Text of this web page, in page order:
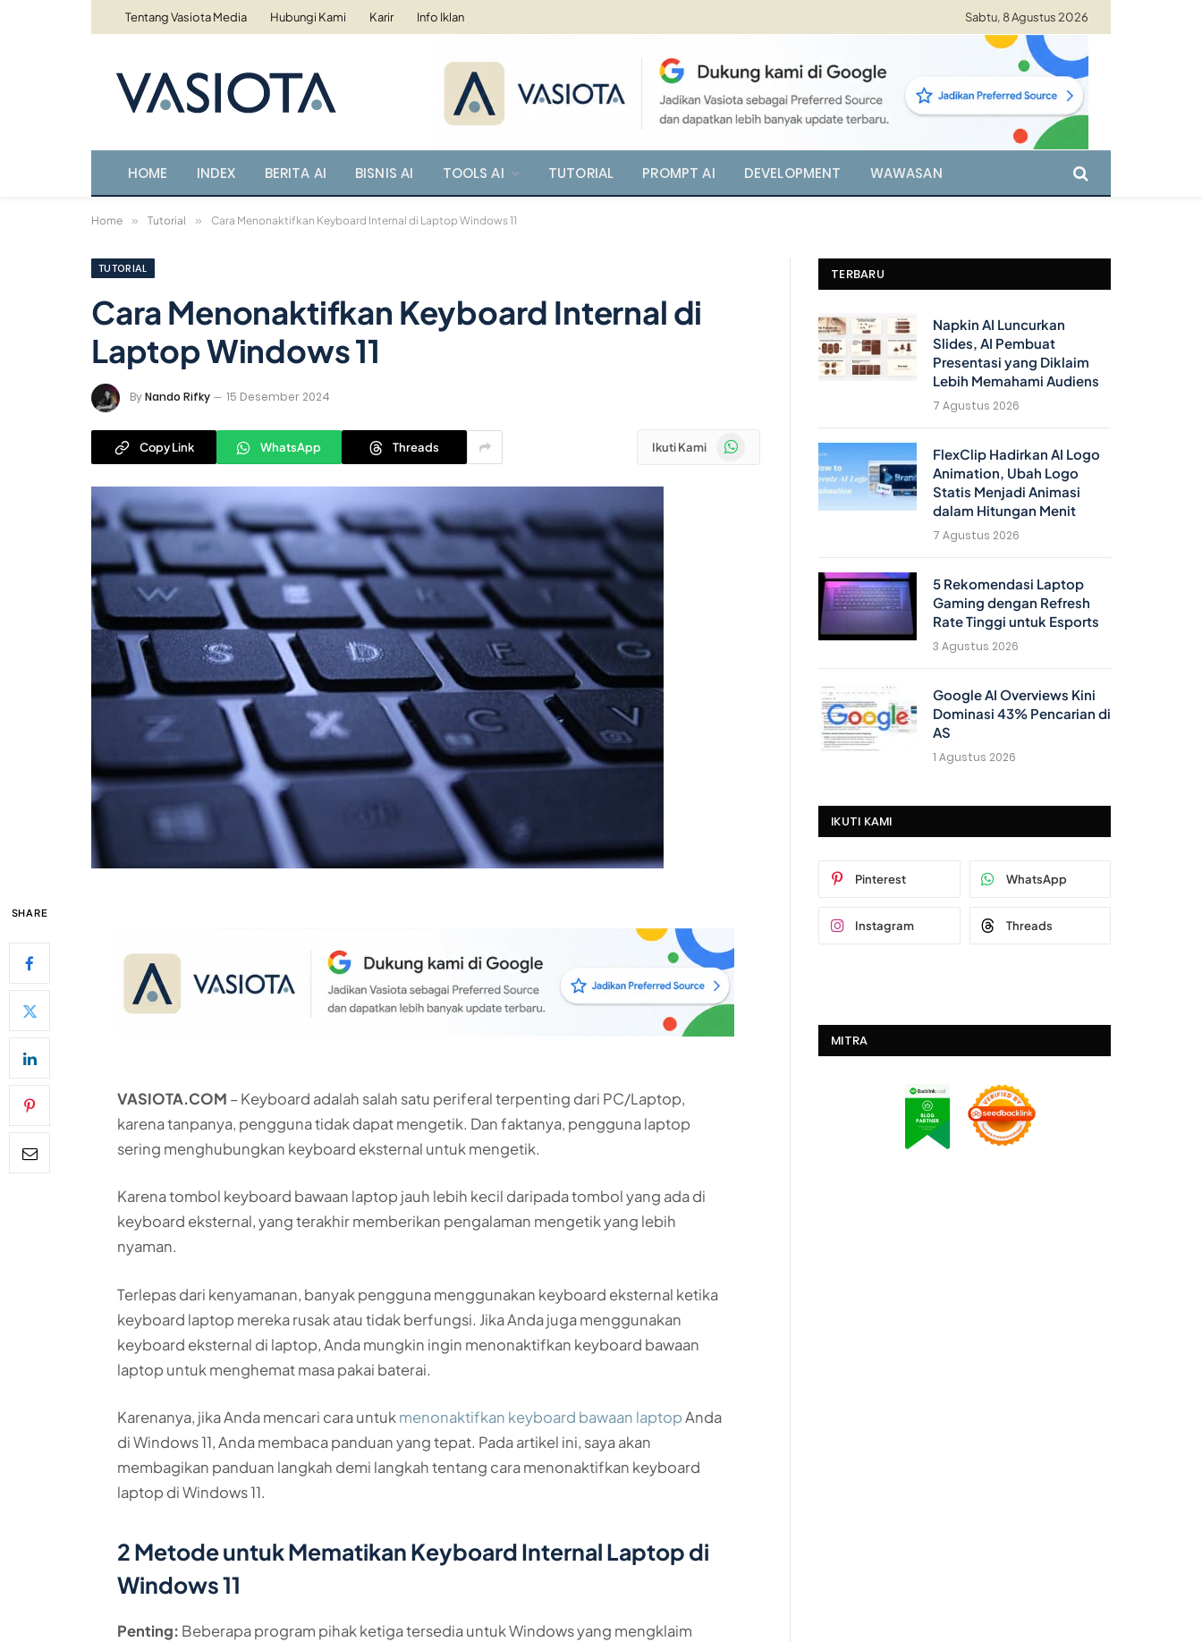
Tentang Vasiota Media Hubungi Kami Karir Info Iklan Sabtu, 8 Agustus 2026
HOME INDEX BERITA AI BISNIS AI TOOLS AI TUTORIAL PROMPT AI DEVELOPMENT WAWASAN
Home » Tutorial » Cara Menonaktifkan Keyboard Internal di Laptop Windows 11
TUTORIAL
Cara Menonaktifkan Keyboard Internal di
Laptop Windows 11
ByNando Rifky 15 Desember 2024
Copy Link WhatsApp Threads Ikuti Kami WhatsApp
SHARE
VASIOTA.COM – Keyboard adalah salah satu periferal terpenting dari PC/Laptop,
karena tanpanya, pengguna tidak dapat mengetik. Dan faktanya, pengguna laptop
sering menghubungkan keyboard eksternal untuk mengetik.
Karena tombol keyboard bawaan laptop jauh lebih kecil daripada tombol yang ada di
keyboard eksternal, yang terakhir memberikan pengalaman mengetik yang lebih
nyaman.
Terlepas dari kenyamanan, banyak pengguna menggunakan keyboard eksternal ketika
keyboard laptop mereka rusak atau tidak berfungsi. Jika Anda juga menggunakan
keyboard eksternal di laptop, Anda mungkin ingin menonaktifkan keyboard bawaan
laptop untuk menghemat masa pakai baterai.
Karenanya, jika Anda mencari cara untukmenonaktifkan keyboard bawaan laptopAnda
di Windows 11, Anda membaca panduan yang tepat. Pada artikel ini, saya akan
membagikan panduan langkah demi langkah tentang cara menonaktifkan keyboard
laptop di Windows 11.
2 Metode untuk Mematikan Keyboard Internal Laptop di
Windows 11
Penting: Beberapa program pihak ketiga tersedia untuk Windows yang mengklaim
TERBARU
Napkin AI Luncurkan
Slides, AI Pembuat
Presentasi yang Diklaim
Lebih Memahami Audiens
7 Agustus 2026
FlexClip Hadirkan AI Logo
Animation, Ubah Logo
Statis Menjadi Animasi
dalam Hitungan Menit
7 Agustus 2026
5 Rekomendasi Laptop
Gaming dengan Refresh
Rate Tinggi untuk Esports
3 Agustus 2026
Google AI Overviews Kini
Dominasi 43% Pencarian di
AS
1 Agustus 2026
IKUTI KAMI
Pinterest WhatsApp
Instagram Threads
MITRA